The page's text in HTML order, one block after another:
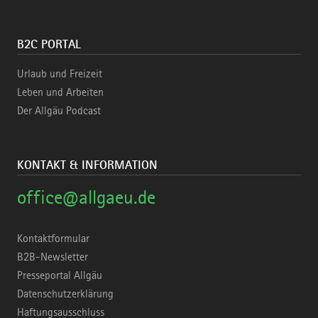
B2C PORTAL
Urlaub und Freizeit
Leben und Arbeiten
Der Allgäu Podcast
KONTAKT & INFORMATION
office@allgaeu.de
Kontaktformular
B2B-Newsletter
Presseportal Allgäu
Datenschutzerklärung
Haftungsausschluss